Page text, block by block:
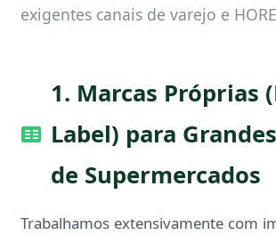
exigentes canais de varejo e
1. Marcas Próprias
Label) para
de Supermercados
Trabalhamos extensivamente com